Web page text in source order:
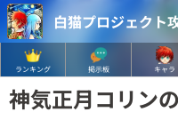
白猫プロジェクト
ランキング 掲示板 キャラ
神気正月コリン